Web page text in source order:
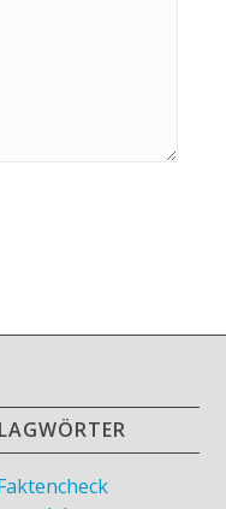
,